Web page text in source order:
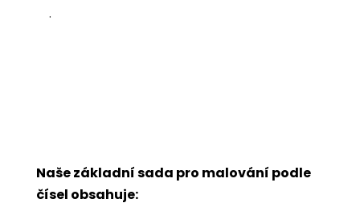
.
Naše základní sada pro malování podle
čísel obsahuje: